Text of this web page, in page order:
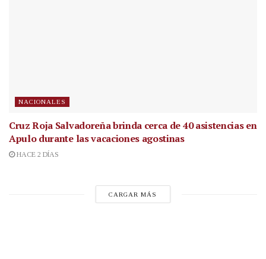
NACIONALES
Cruz Roja Salvadoreña brinda cerca de 40 asistencias en
Apulo durante las vacaciones agostinas
HACE 2 DÍAS
CARGAR MÁS